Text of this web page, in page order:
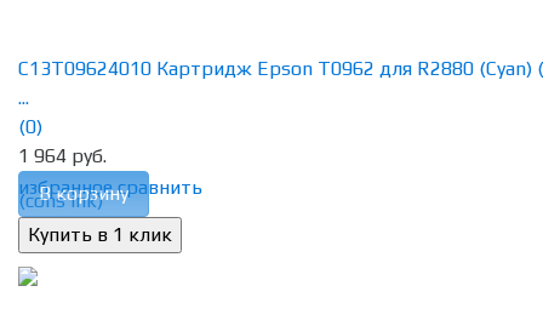
избранное сравнить
C13T09624010 Картридж Epson T0962 для R2880 (Cyan)
...
(0)
1 964 руб.
В корзину